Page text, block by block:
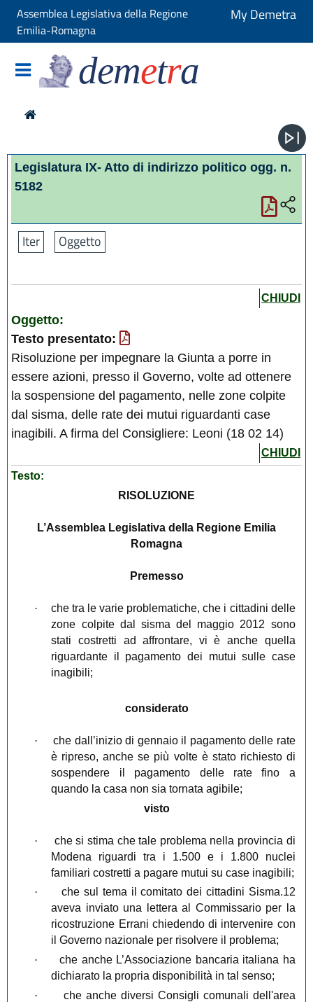
Assemblea Legislativa della Regione
Emilia-Romagna
My Demetra
demetra
Legislatura IX- Atto di indirizzo politico ogg. n.
5182
Iter Oggetto
CHIUDI
Oggetto:
Testo presentato:
Risoluzione per impegnare la Giunta a porre in
essere azioni, presso il Governo, volte ad ottenere
la sospensione del pagamento, nelle zone colpite
dal sisma, delle rate dei mutui riguardanti case
inagibili. A firma del Consigliere: Leoni (18 02 14)
CHIUDI
Testo:
RISOLUZIONE
L’Assemblea Legislativa della Regione Emilia
Romagna
Premesso
·
che tra le varie problematiche, che i cittadini delle
zone colpite dal sisma del maggio 2012 sono
stati costretti ad affrontare, vi è anche quella
riguardante il pagamento dei mutui sulle case
inagibili;
considerato
·
che dall’inizio di gennaio il pagamento delle rate
è ripreso, anche se più volte è stato richiesto di
sospendere il pagamento delle rate fino a
quando la casa non sia tornata agibile;
visto
·
che si stima che tale problema nella provincia di
Modena riguardi tra i 1.500 e i 1.800 nuclei
familiari costretti a pagare mutui su case inagibili;
·
che sul tema il comitato dei cittadini Sisma.12
aveva inviato una lettera al Commissario per la
ricostruzione Errani chiedendo di intervenire con
il Governo nazionale per risolvere il problema;
·
che anche L’Associazione bancaria italiana ha
dichiarato la propria disponibilità in tal senso;
·
che anche diversi Consigli comunali dell'area